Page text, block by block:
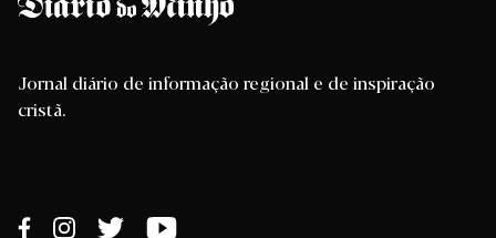
Jornal diário de informação regional e de inspiração
cristã.